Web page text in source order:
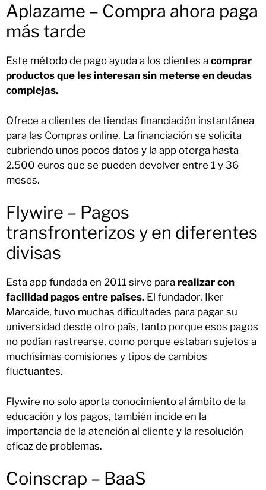
Aplazame – Compra ahora paga
más tarde
Este método de pago ayuda a los clientes a comprar
productos que les interesan sin meterse en deudas
complejas.
Ofrece a clientes de tiendas financiación instantánea
para las Compras online. La financiación se solicita
cubriendo unos pocos datos y la app otorga hasta
2.500 euros que se pueden devolver entre 1 y 36
meses.
Flywire – Pagos
transfronterizos y en diferentes
divisas
Esta app fundada en 2011 sirve para realizar con
facilidad pagos entre países. El fundador, Iker
Marcaide, tuvo muchas dificultades para pagar su
universidad desde otro país, tanto porque esos pagos
no podían rastrearse, como porque estaban sujetos a
muchísimas comisiones y tipos de cambios
fluctuantes.
Flywire no solo aporta conocimiento al ámbito de la
educación y los pagos, también incide en la
importancia de la atención al cliente y la resolución
eficaz de problemas.
Coinscrap – BaaS